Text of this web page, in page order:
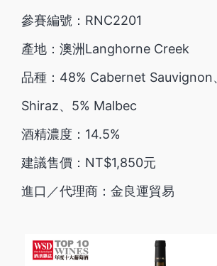
參賽編號：RNC2201
產地：澳洲Langhorne Creek
品種：48% Cabernet Sauvignon
Shiraz、5% Malbec
酒精濃度：14.5%
建議售價：NT$1,850元
進口／代理商：金良運貿易